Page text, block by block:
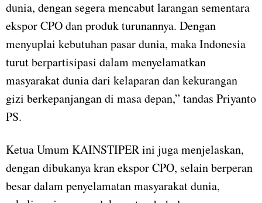
dunia, dengan segera mencabut larangan sementara
ekspor CPO dan produk turunannya. Dengan
menyuplai kebutuhan pasar dunia, maka Indonesia
turut berpartisipasi dalam menyelamatkan
masyarakat dunia dari kelaparan dan kekurangan
gizi berkepanjangan di masa depan,” tandas Priyanto
PS.
Ketua Umum KAINSTIPER ini juga menjelaskan,
dengan dibukanya kran ekspor CPO, selain berperan
besar dalam penyelamatan masyarakat dunia,